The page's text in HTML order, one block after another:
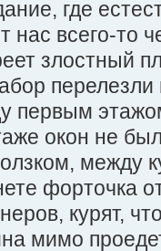
где
нас всего-то
злостный
первым
окон не
между
форточка
курят,
мимо